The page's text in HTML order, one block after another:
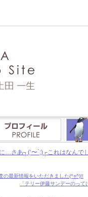
…さあ┐(‘〜`;)┌これはなんで
の最新情報をいただきました(^○^)!!
「テリー伊藤サンデーのっ